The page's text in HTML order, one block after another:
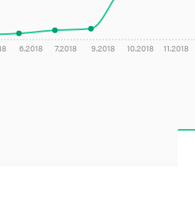
6.2018 7.2018 9.2018 10.2018 11.2018